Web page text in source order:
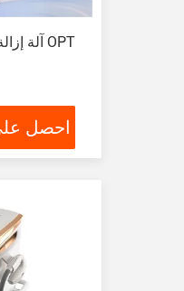
آلة إزالة الوشم بالليزر 3 في 1 OPT
احصل